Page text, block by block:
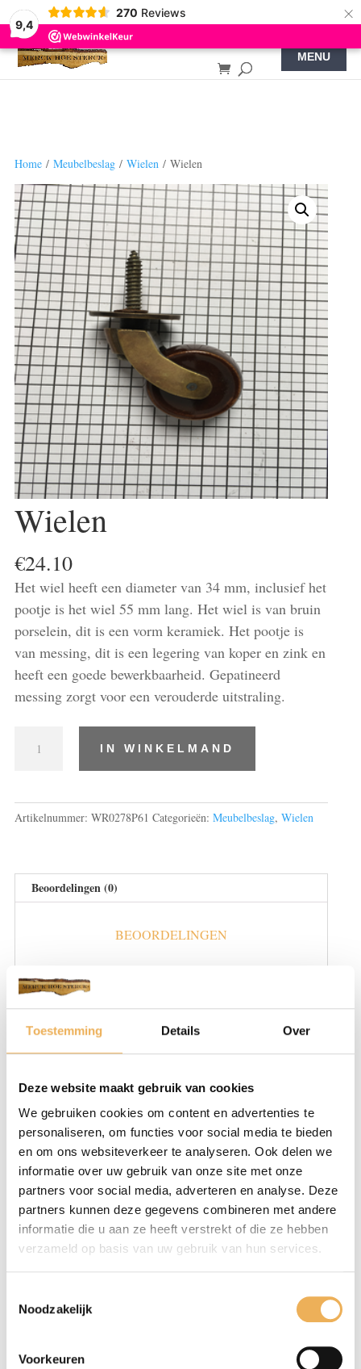
Toestemming Details Over
Deze website maakt gebruik van cookies
We gebruiken cookies om content en advertenties te
personaliseren, om functies voor social media te bieden
en om ons websiteverkeer te analyseren. Ook delen we
informatie over uw gebruik van onze site met onze
partners voor social media, adverteren en analyse. Deze
partners kunnen deze gegevens combineren met andere
informatie die u aan ze heeft verstrekt of die ze hebben
verzameld op basis van uw gebruik van hun services.
Noodzakelijk
Voorkeuren
9,4
270 Reviews ×
Home/ Meubelbeslag/ Wielen/ Wielen
Wielen
€24.10
Het wiel heeft een diameter van 34 mm, inclusief het
pootje is het wiel 55 mm lang. Het wiel is van bruin
porselein, dit is een vorm keramiek. Het pootje is
van messing, dit is een legering van koper en zink en
heeft een goede bewerkbaarheid. Gepatineerd
messing zorgt voor een verouderde uitstraling.
aantal
IN WINKELMAND
Artikelnummer: WR0278P61 Categorieën: Meubelbeslag, Wielen
Beoordelingen (0)
BEOORDELINGEN
Er zijn nog geen beoordelingen.
Wees de eerste om “Wielen” te beoordelen
Je e-mailadres wordt niet gepubliceerd.
Vereiste velden zijn gemarkeerd met
Je waardering*
Mijn naam, e-mail en site opslaan in